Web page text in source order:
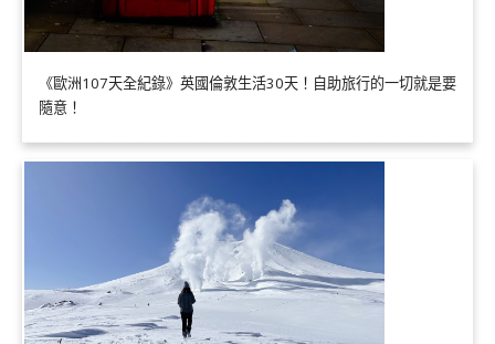
《歐洲107天全紀錄》英國倫敦生活30天！自助旅行的一切就是要
隨意！